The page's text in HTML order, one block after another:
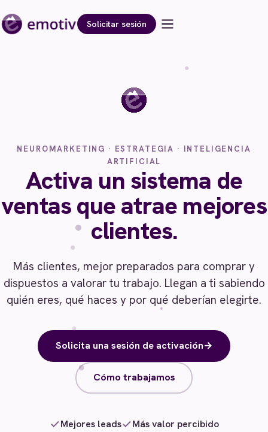
Solicitar sesión
NEUROMARKETING · ESTRATEGIA · INTELIGENCIA
ARTIFICIAL
Activa un sistema de
ventas que atrae mejores
clientes.
Más clientes, mejor preparados para comprar y
dispuestos a valorar tu trabajo. Llegan a ti sabiendo
quién eres, qué haces y por qué deberían elegirte.
Solicita una sesión de activación→
Cómo trabajamos
Mejores leads
Más valor percibido